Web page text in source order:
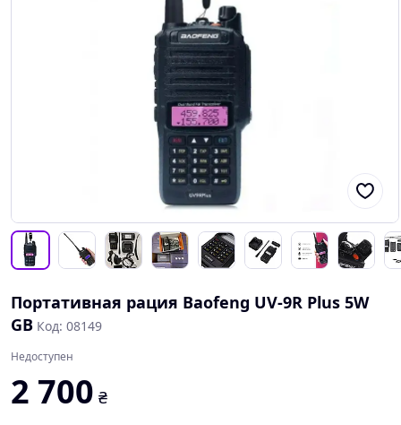
Портативная рация Baofeng UV-9R Plus 5W
GB Код: 08149
Недоступен
2 700 ₴